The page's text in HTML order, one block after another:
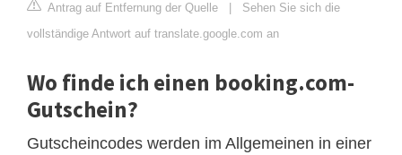
Antrag auf Entfernung der Quelle | Sehen Sie sich die
vollständige Antwort auf translate.google.com an
Wo finde ich einen booking.com-
Gutschein?
Gutscheincodes werden im Allgemeinen in einer